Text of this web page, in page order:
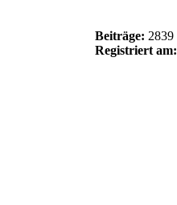
Beiträge: 2839
Registriert am: